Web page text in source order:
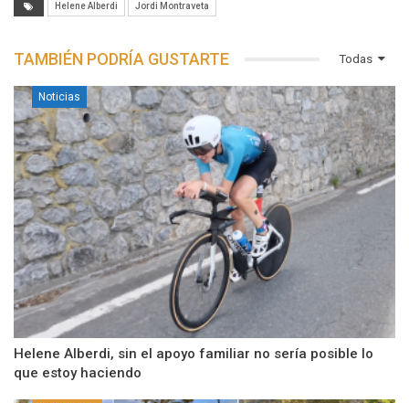
Helene Alberdi Jordi Montraveta
Todas
TAMBIÉN PODRÍA GUSTARTE
Noticias
Helene Alberdi, sin el apoyo familiar no sería posible lo
que estoy haciendo